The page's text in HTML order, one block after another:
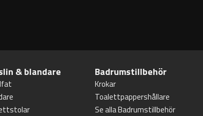
& blandare Badrumstillbehör
Krokar
Toalettpappershållare
Se alla Badrumstillbehör